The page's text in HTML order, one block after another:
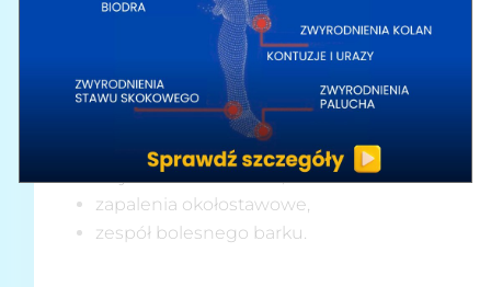
poniżej 10 roku życia i seniorzy powyżej 65
Wskazania do zabiegu:
zwichnięcia, złamania, skręcenia,
reumatoidalne zapalenia stawów,
zwyrodnienia stawów,
zapalenia okołostawowe,
zespół bolesnego barku.